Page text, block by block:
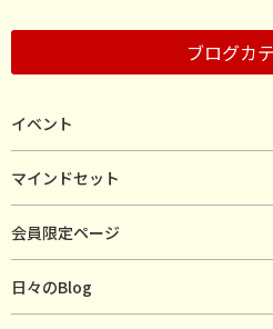
ブログカ
イベント
マインドセット
会員限定ページ
日々のBlog